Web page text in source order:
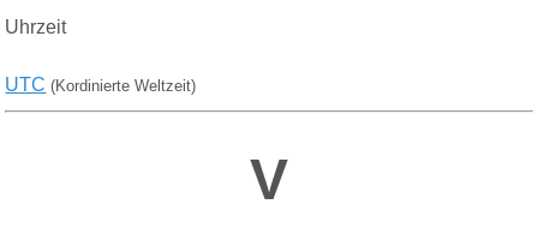
Uhrzeit
UTC (Kordinierte Weltzeit)
V